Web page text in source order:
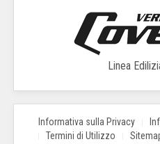
Linea
Informativa sulla Privacy
Termini di Utilizzo